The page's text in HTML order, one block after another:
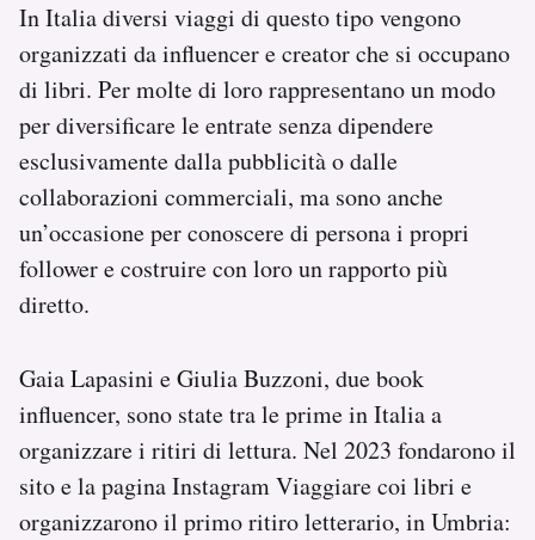
In Italia diversi viaggi di questo tipo vengono
organizzati da influencer e creator che si occupano
di libri. Per molte di loro rappresentano un modo
per diversificare le entrate senza dipendere
esclusivamente dalla pubblicità o dalle
collaborazioni commerciali, ma sono anche
un’occasione per conoscere di persona i propri
follower e costruire con loro un rapporto più
diretto.
Gaia Lapasini e Giulia Buzzoni, due book
influencer, sono state tra le prime in Italia a
organizzare i ritiri di lettura. Nel 2023 fondarono il
sito e la pagina Instagram Viaggiare coi libri e
organizzarono il primo ritiro letterario, in Umbria: